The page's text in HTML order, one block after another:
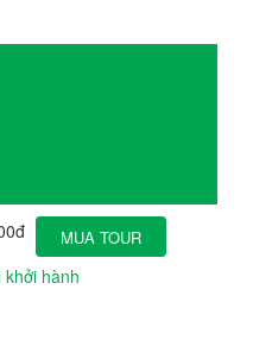
MUA TOUR
khởi hành